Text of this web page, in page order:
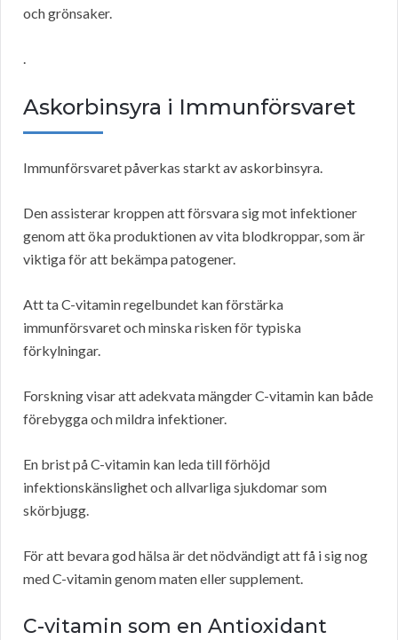
och grönsaker.
.
Askorbinsyra i Immunförsvaret
Immunförsvaret påverkas starkt av askorbinsyra.
Den assisterar kroppen att försvara sig mot infektioner
genom att öka produktionen av vita blodkroppar, som är
viktiga för att bekämpa patogener.
Att ta C-vitamin regelbundet kan förstärka
immunförsvaret och minska risken för typiska
förkylningar.
Forskning visar att adekvata mängder C-vitamin kan både
förebygga och mildra infektioner.
En brist på C-vitamin kan leda till förhöjd
infektionskänslighet och allvarliga sjukdomar som
skörbjugg.
För att bevara god hälsa är det nödvändigt att få i sig nog
med C-vitamin genom maten eller supplement.
C-vitamin som en Antioxidant